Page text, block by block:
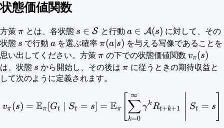
状態価値関数
方策 \pi
π とは、各状態 s \in
\mathcal{S}
s ∈ S と行動 a \in
\mathcal{A}
(s)
a ∈ A(s) に対して、その
状態 s
s で行動 a
a を選ぶ確率 \pi(a|s)
π(a∣ s) を与える写像であることを
思い出してください。方策 \pi
π の下での状態価値関数 v_\pi(s)
vπ(s)
は、状態 s
s から開始し、その後は \pi
π に従うときの期待収益と
して次のように定義されます。
vπ (s) = Eπ [Gt St = s] = Eπ
k=0
∑
∞
γkRt+k+1 St = s